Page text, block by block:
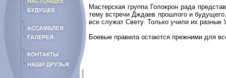
Мастерская группа Голокрон рада
тему встречи Дждаев прошлого и
все служат Свету. Только учили их разные
Боевые правила остаются прежними для